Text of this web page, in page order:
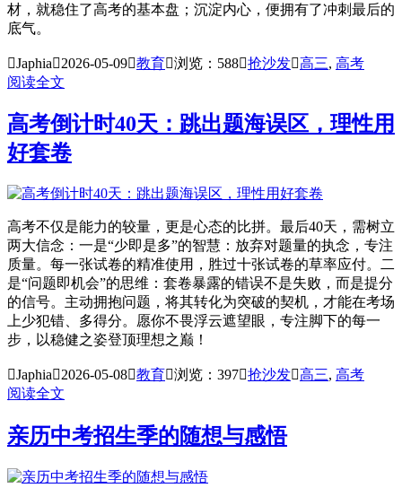
材，就稳住了高考的基本盘；沉淀内心，便拥有了冲刺最后的
底气。
Japhia2026-05-09教育浏览：588抢沙发高三, 高考
阅读全文
高考倒计时40天：跳出题海误区，理性用
好套卷
高考不仅是能力的较量，更是心态的比拼。最后40天，需树立
两大信念：一是“少即是多”的智慧：放弃对题量的执念，专注
质量。每一张试卷的精准使用，胜过十张试卷的草率应付。二
是“问题即机会”的思维：套卷暴露的错误不是失败，而是提分
的信号。主动拥抱问题，将其转化为突破的契机，才能在考场
上少犯错、多得分。愿你不畏浮云遮望眼，专注脚下的每一
步，以稳健之姿登顶理想之巅！
Japhia2026-05-08教育浏览：397抢沙发高三, 高考
阅读全文
亲历中考招生季的随想与感悟